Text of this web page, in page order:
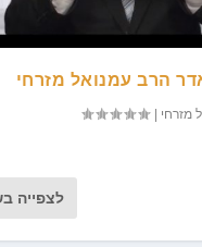
הרב עמנואל מזרחי
מזרחי |
לצפייה